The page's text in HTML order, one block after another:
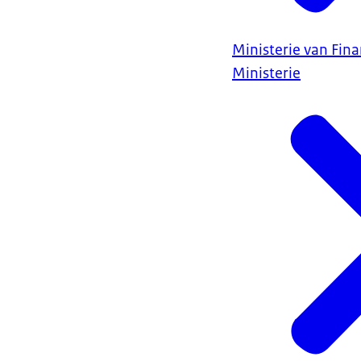
Ministerie van
Ministerie